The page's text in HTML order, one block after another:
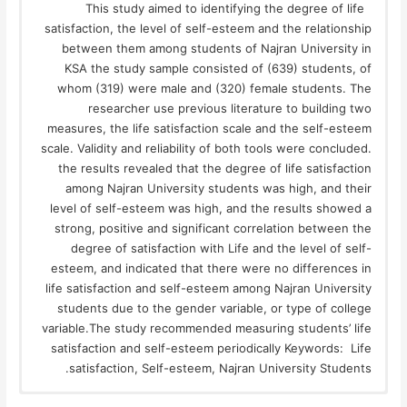
This study aimed to identifying the degree of life
satisfaction, the level of self-esteem and the relationship
between them among students of Najran University in
KSA the study sample consisted of (639) students, of
whom (319) were male and (320) female students. The
researcher use previous literature to building two
measures, the life satisfaction scale and the self-esteem
scale. Validity and reliability of both tools were concluded.
the results revealed that the degree of life satisfaction
among Najran University students was high, and their
level of self-esteem was high, and the results showed a
strong, positive and significant correlation between the
degree of satisfaction with Life and the level of self-
esteem, and indicated that there were no differences in
life satisfaction and self-esteem among Najran University
students due to the gender variable, or type of college
variable.The study recommended measuring students’ life
satisfaction and self-esteem periodically Keywords: Life
satisfaction, Self-esteem, Najran University Students.